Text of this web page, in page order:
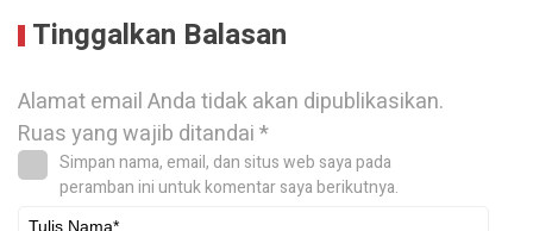
Tinggalkan Balasan
Alamat email Anda tidak akan dipublikasikan.
Ruas yang wajib ditandai*
Simpan nama, email, dan situs web saya pada
peramban ini untuk komentar saya berikutnya.